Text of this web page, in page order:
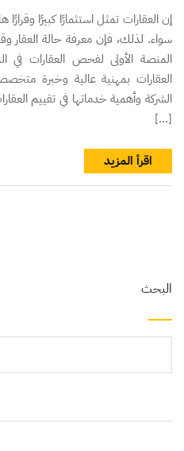
إن العقارات تمثل استثمارًا كبيرًا
سواء. لذلك، فإن معرفة حالة العقار
المنصة الأولى لفحص العقارات في
العقارات بمهنية عالية وخبرة
الشركة وأهمية خدماتها في تقييم
[…]
اقرأ المزيد
البحث